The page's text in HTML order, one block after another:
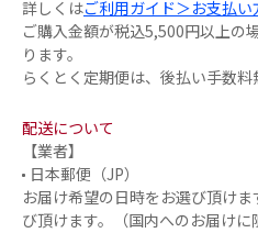
詳しくはご利用ガイド＞お支払い
ご購入金額が税込5,500円以上の
ります。
らくとく定期便は、後払い手数料
配送について
【業者】
日本郵便（JP）
お届け希望の日時をお選び頂け
び頂けます。（国内へのお届けに